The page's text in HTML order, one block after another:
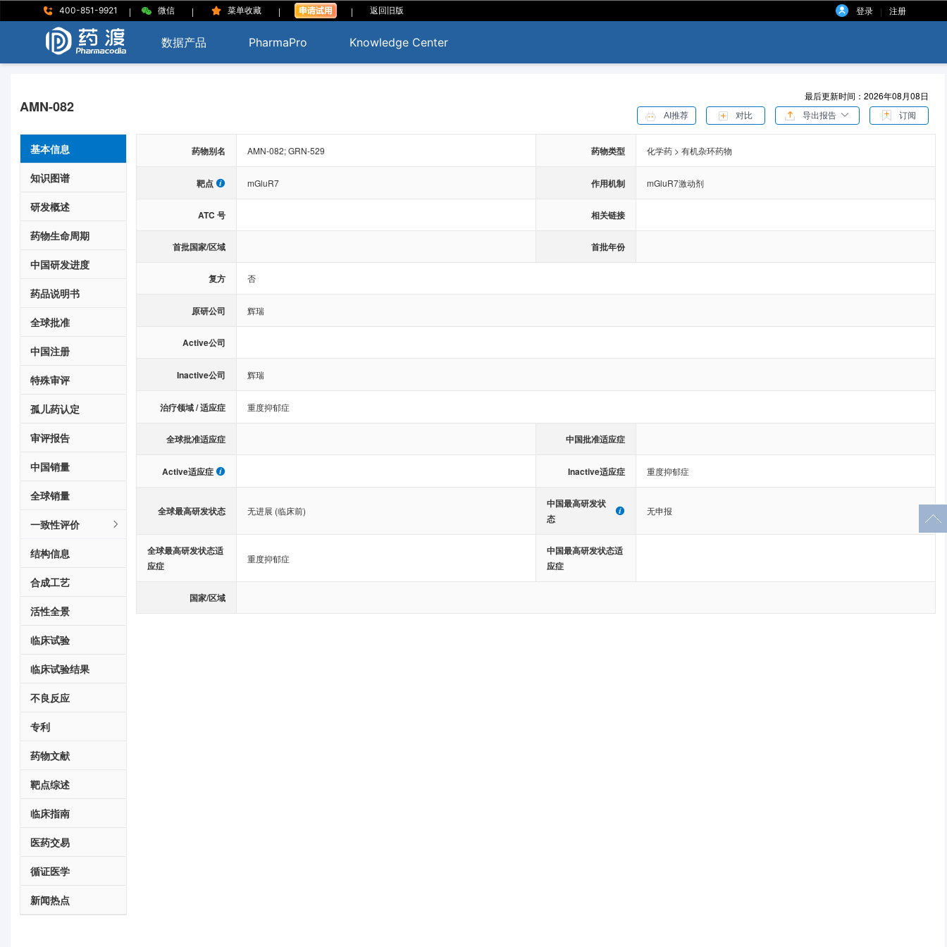
400-851-9921 | 微信 | 菜单收藏 | | 返回旧版 登录 | 注册
数据产品 PharmaPro Knowledge Center
AMN-082
最后更新时间：2026年08月08日
AI推荐 对比 导出报告 订阅
基本信息
知识图谱
研发概述
药物生命周期
中国研发进度
药品说明书
全球批准
中国注册
特殊审评
孤儿药认定
审评报告
中国销量
全球销量
一致性评价
结构信息
合成工艺
活性全景
临床试验
临床试验结果
不良反应
专利
药物文献
靶点综述
临床指南
医药交易
循证医学
新闻热点
药物别名 AMN-082; GRN-529 药物类型 化学药 > 有机杂环药物
靶点 mGluR7 作用机制 mGluR7激动剂
ATC 号 相关链接
首批国家/区域 首批年份
复方 否
原研公司 辉瑞
Active公司
Inactive公司 辉瑞
治疗领域 / 适应症 重度抑郁症
全球批准适应症 中国批准适应症
Active适应症 Inactive适应症 重度抑郁症
全球最高研发状态 无进展 (临床前)
中国最高研发状
态
无申报
全球最高研发状态适
应症
重度抑郁症
中国最高研发状态适
应症
国家/区域